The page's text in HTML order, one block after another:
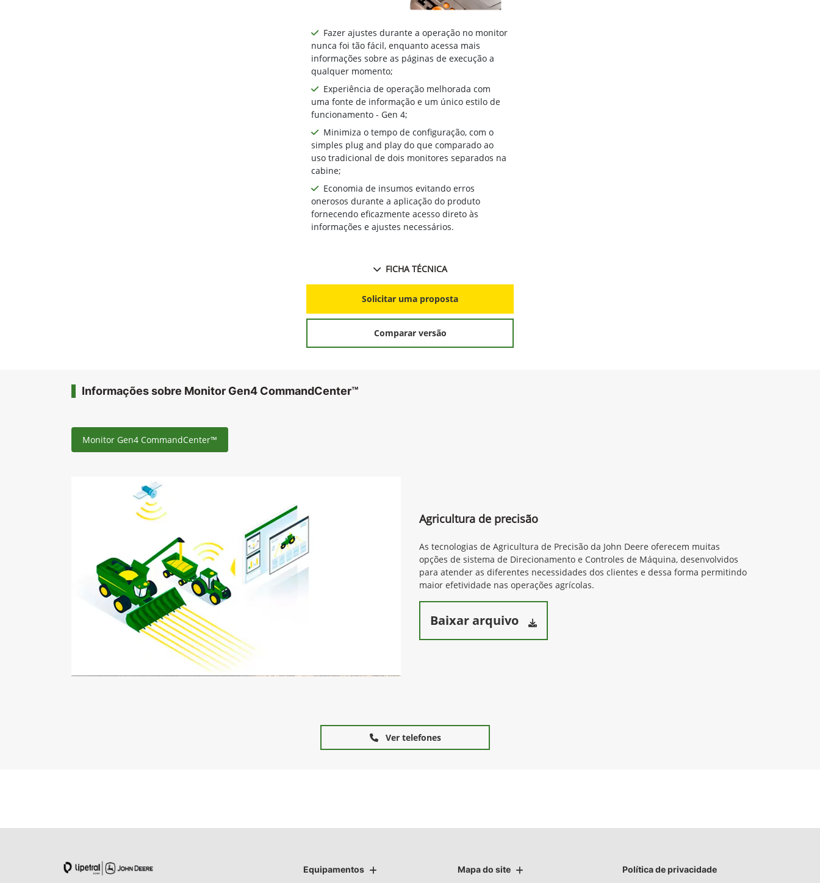
Fazer ajustes durante a operação no monitor
nunca foi tão fácil, enquanto acessa mais
informações sobre as páginas de execução a
qualquer momento;
Experiência de operação melhorada com
uma fonte de informação e um único estilo de
funcionamento - Gen 4;
Minimiza o tempo de configuração, com o
simples plug and play do que comparado ao
uso tradicional de dois monitores separados na
cabine;
Economia de insumos evitando erros
onerosos durante a aplicação do produto
fornecendo eficazmente acesso direto às
informações e ajustes necessários.
FICHA TÉCNICA
Solicitar uma proposta
Comparar versão
Informações sobre Monitor Gen4 CommandCenter™
Monitor Gen4 CommandCenter™
Agricultura de precisão
As tecnologias de Agricultura de Precisão da John Deere oferecem muitas
opções de sistema de Direcionamento e Controles de Máquina, desenvolvidos
para atender as diferentes necessidades dos clientes e dessa forma permitindo
maior efetividade nas operações agrícolas.
Baixar arquivo
Ver telefones
Equipamentos Mapa do site Política de privacidade